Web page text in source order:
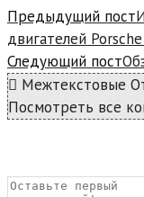
Read
more
articles
Предыдущий пост
двигателей
Следующий пост
Межтекстовые
Посмотреть все